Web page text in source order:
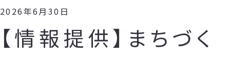
2026年6月30日
【情報提供】まちづく